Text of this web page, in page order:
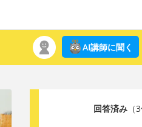
AI講師に聞く
回答済み（3